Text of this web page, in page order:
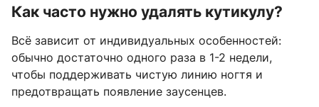
Как часто нужно удалять кутикулу?
Всё зависит от индивидуальных особенностей:
обычно достаточно одного раза в 1-2 недели,
чтобы поддерживать чистую линию ногтя и
предотвращать появление заусенцев.